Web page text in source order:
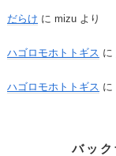
だらけ に mizu より
ハゴロモホトトギス に
ハゴロモホトトギス に
バッ